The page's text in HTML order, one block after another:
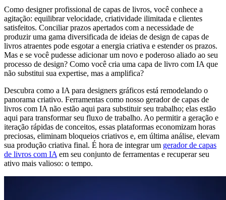
Como designer profissional de capas de livros, você conhece a
agitação: equilibrar velocidade, criatividade ilimitada e clientes
satisfeitos. Conciliar prazos apertados com a necessidade de
produzir uma gama diversificada de ideias de design de capas de
livros atraentes pode esgotar a energia criativa e estender os prazos.
Mas e se você pudesse adicionar um novo e poderoso aliado ao seu
processo de design? Como você cria uma capa de livro com IA que
não substitui sua expertise, mas a amplifica?
Descubra como a IA para designers gráficos está remodelando o
panorama criativo. Ferramentas como nosso gerador de capas de
livros com IA não estão aqui para substituir seu trabalho; elas estão
aqui para transformar seu fluxo de trabalho. Ao permitir a geração e
iteração rápidas de conceitos, essas plataformas economizam horas
preciosas, eliminam bloqueios criativos e, em última análise, elevam
sua produção criativa final. É hora de integrar um gerador de capas
de livros com IAem seu conjunto de ferramentas e recuperar seu
ativo mais valioso: o tempo.